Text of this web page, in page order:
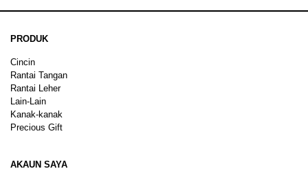
PRODUK
Cincin
Rantai Tangan
Rantai Leher
Lain-Lain
Kanak-kanak
Precious Gift
AKAUN SAYA